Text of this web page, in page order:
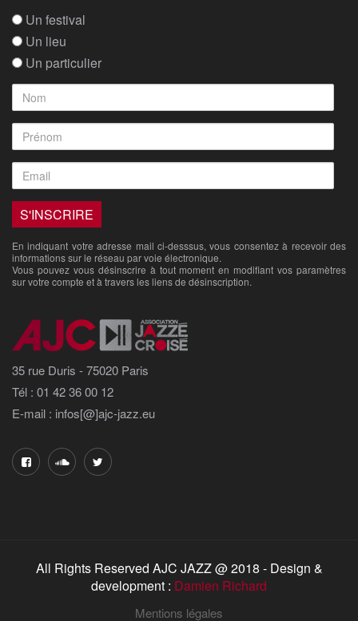
Un festival
Un lieu
Un particulier
En indiquant votre adresse mail ci-desssus, vous consentez à recevoir des
informations sur le réseau par voie électronique.
Vous pouvez vous désinscrire à tout moment en modifiant vos paramètres
sur votre compte et à travers les liens de désinscription.
35 rue Duris - 75020 Paris
Tél : 01 42 36 00 12
E-mail : infos[@]ajc-jazz.eu
All Rights Reserved AJC JAZZ @ 2018 - Design &
development : Damien Richard
Mentions légales